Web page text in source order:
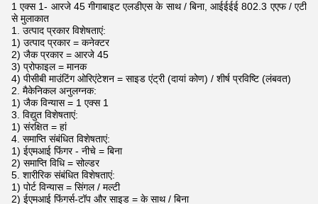
1 एक्स 1- आरजे 45गीगाबाइटएलडीएस के साथ / बिना, आईईईई 802.3 एएफ / एटी
से मुलाकात
1. उत्पाद प्रकार विशेषताएं:
1) उत्पाद प्रकार = कनेक्टर
2) जैक प्रकार = आरजे 45
3) प्रोफाइल = मानक
4) पीसीबी माउंटिंग ओरिएंटेशन = साइड एंट्री (दायां कोण) / शीर्ष प्रविष्टि (लंबवत)
2. मैकेनिकल अनुलग्नक:
1) जैक विन्यास = 1 एक्स 1
3. विद्युत विशेषताएं:
1) संरक्षित = हां
4. समाप्ति संबंधित विशेषताएं:
1) ईएमआई फिंगर - नीचे = बिना
2) समाप्ति विधि = सोल्डर
5. शारीरिक संबंधित विशेषताएं:
1) पोर्ट विन्यास = सिंगल / मल्टी
2) ईएमआई फिंगर्स-टॉप और साइड = के साथ / बिना